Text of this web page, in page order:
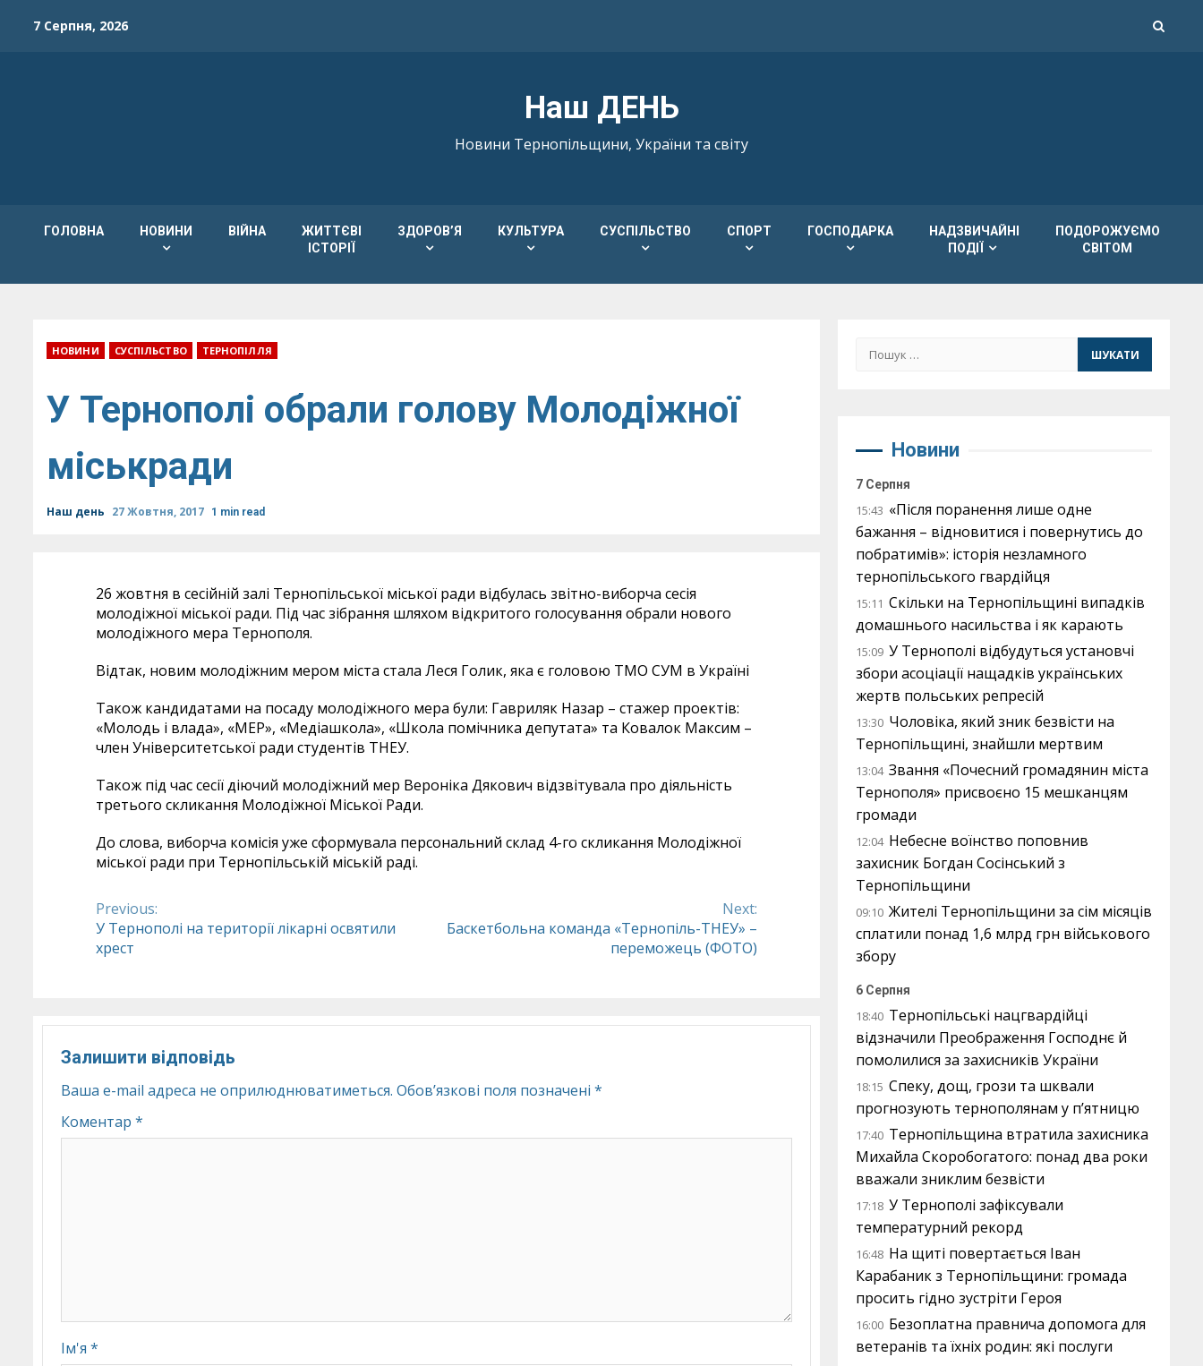
7 Серпня, 2026
Наш ДЕНЬ
Новини Тернопільщини, України та світу
ГОЛОВНА НОВИНИ ВІЙНА
ЖИТТЄВІ
ІСТОРІЇ
ЗДОРОВ’Я КУЛЬТУРА СУСПІЛЬСТВО СПОРТ ГОСПОДАРКА
НАДЗВИЧАЙНІ
ПОДІЇ
ПОДОРОЖУЄМО
СВІТОМ
НОВИНИ СУСПІЛЬСТВО ТЕРНОПІЛЛЯ
У Тернополі обрали голову Молодіжної
міськради
Наш день 27 Жовтня, 2017 1 min read
26 жовтня в сесійній залі Тернопільської міської ради відбулась звітно-виборча сесія
молодіжної міської ради. Під час зібрання шляхом відкритого голосування обрали нового
молодіжного мера Тернополя.
Відтак, новим молодіжним мером міста стала Леся Голик, яка є головою ТМО СУМ в Україні
Також кандидатами на посаду молодіжного мера були: Гавриляк Назар – стажер проектів:
«Молодь і влада», «МЕР», «Медіашкола», «Школа помічника депутата» та Ковалок Максим –
член Університетської ради студентів ТНЕУ.
Також під час сесії діючий молодіжний мер Вероніка Дякович відзвітувала про діяльність
третього скликання Молодіжної Міської Ради.
До слова, виборча комісія уже сформувала персональний склад 4-го скликання Молодіжної
міської ради при Тернопільській міській раді.
Continue
Reading
Previous:
У Тернополі на території лікарні освятили
хрест
Next:
Баскетбольна команда «Тернопіль-ТНЕУ» –
переможець (ФОТО)
Залишити відповідь
Ваша e-mail адреса не оприлюднюватиметься. Обов’язкові поля позначені *
Коментар *
Ім'я *
Пошук:
Новини
7 Серпня
15:43 «Після поранення лише одне
бажання – відновитися і повернутись до
побратимів»: історія незламного
тернопільського гвардійця
15:11 Скільки на Тернопільщині випадків
домашнього насильства і як карають
15:09 У Тернополі відбудуться установчі
збори асоціації нащадків українських
жертв польських репресій
13:30 Чоловіка, який зник безвісти на
Тернопільщині, знайшли мертвим
13:04 Звання «Почесний громадянин міста
Тернополя» присвоєно 15 мешканцям
громади
12:04 Небесне воїнство поповнив
захисник Богдан Сосінський з
Тернопільщини
09:10 Жителі Тернопільщини за сім місяців
сплатили понад 1,6 млрд грн військового
збору
6 Серпня
18:40 Тернопільські нацгвардійці
відзначили Преображення Господнє й
помолилися за захисників України
18:15 Спеку, дощ, грози та шквали
прогнозують тернополянам у п’ятницю
17:40 Тернопільщина втратила захисника
Михайла Скоробогатого: понад два роки
вважали зниклим безвісти
17:18 У Тернополі зафіксували
температурний рекорд
16:48 На щиті повертається Іван
Карабаник з Тернопільщини: громада
просить гідно зустріти Героя
16:00 Безоплатна правнича допомога для
ветеранів та їхніх родин: які послуги